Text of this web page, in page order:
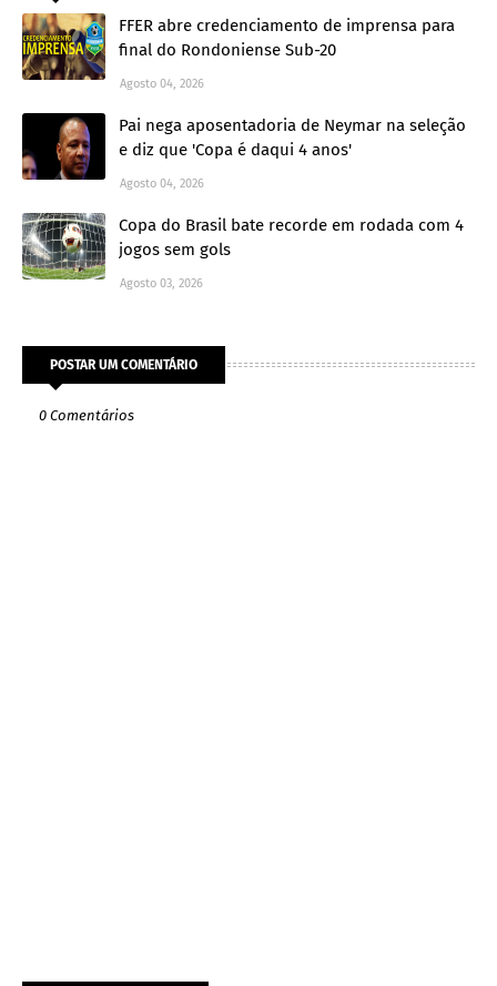
FFER abre credenciamento de imprensa para
final do Rondoniense Sub-20
Agosto 04, 2026
Pai nega aposentadoria de Neymar na seleção
e diz que 'Copa é daqui 4 anos'
Agosto 04, 2026
Copa do Brasil bate recorde em rodada com 4
jogos sem gols
Agosto 03, 2026
POSTAR UM COMENTÁRIO
0 Comentários